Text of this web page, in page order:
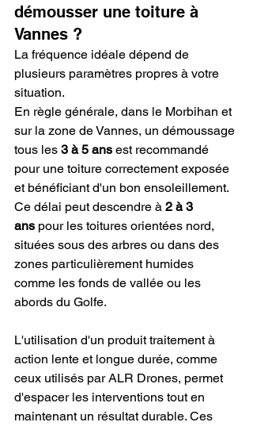
démousser une toiture à
Vannes ?
La fréquence idéale dépend de
plusieurs paramètres propres à votre
situation.
En règle générale, dans le Morbihan et
sur la zone de Vannes, un démoussage
tous les 3 à 5 ans est recommandé
pour une toiture correctement exposée
et bénéficiant d'un bon ensoleillement.
Ce délai peut descendre à 2 à 3
ans pour les toitures orientées nord,
situées sous des arbres ou dans des
zones particulièrement humides
comme les fonds de vallée ou les
abords du Golfe.
L'utilisation d'un produit traitement à
action lente et longue durée, comme
ceux utilisés par ALR Drones, permet
d'espacer les interventions tout en
maintenant un résultat durable. Ces